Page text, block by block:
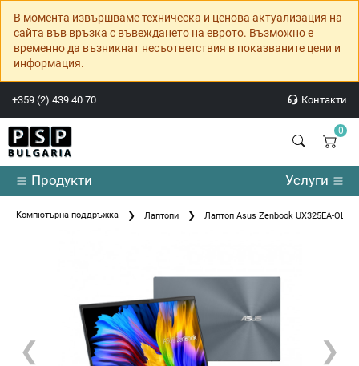
В момента извършваме техническа и ценова актуализация на
сайта във връзка с въвеждането на еврото. Възможно е
временно да възникнат несъответствия в показваните цени и
информация.
+359 (2) 439 40 70 Контакти
0
Продукти Услуги
Компютърна поддръжка Лаптопи Лаптоп Asus Zenbook UX325EA-
❮ ❯